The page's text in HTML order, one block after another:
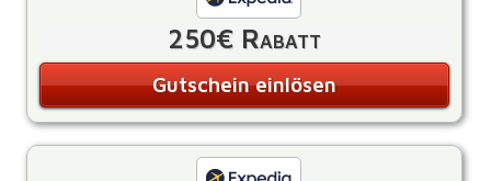
250€ Rabatt
Gutschein einlösen